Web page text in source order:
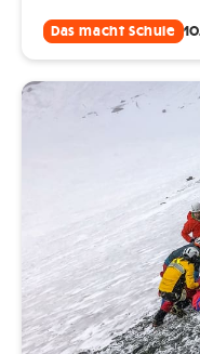
Das macht Schule